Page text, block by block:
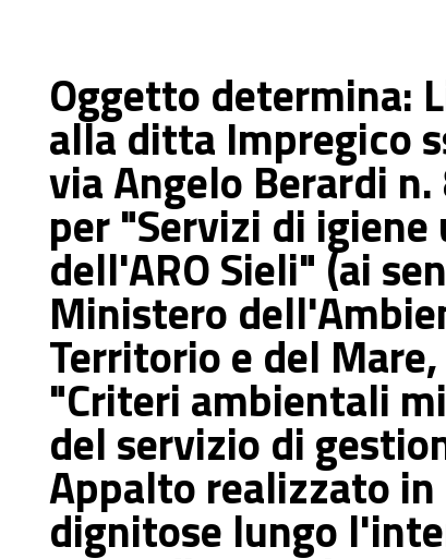
Oggetto determina:
alla ditta Impregico
via Angelo Berardi
per "Servizi di
dell'ARO Sieli" (ai
Ministero
Territorio e del
"Criteri ambientali
del servizio di
Appalto realizzato
dignitose lungo